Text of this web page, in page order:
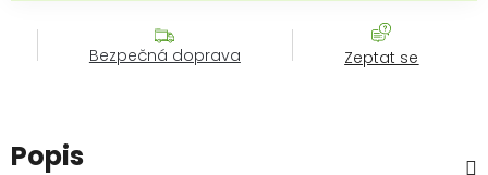
Bezpečná doprava Zeptat se
Popis